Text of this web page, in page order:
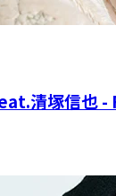
清塚信也 -